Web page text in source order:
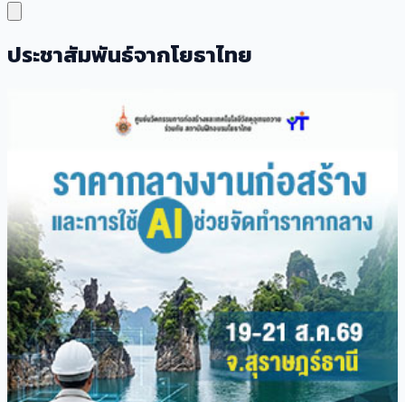
ประชาสัมพันธ์จากโยธาไทย